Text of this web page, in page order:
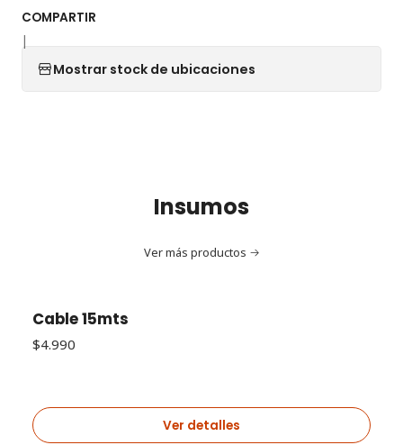
COMPARTIR
|
Mostrar stock de ubicaciones
Insumos
Ver más productos
Agotado
Cable 15mts
$4.990
Ver detalles